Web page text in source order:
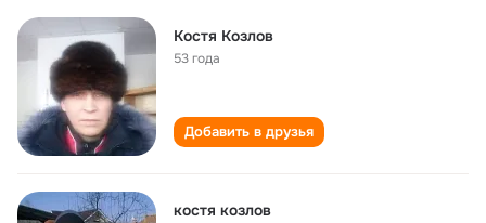
Костя Козлов
53 года
Добавить в друзья
костя козлов